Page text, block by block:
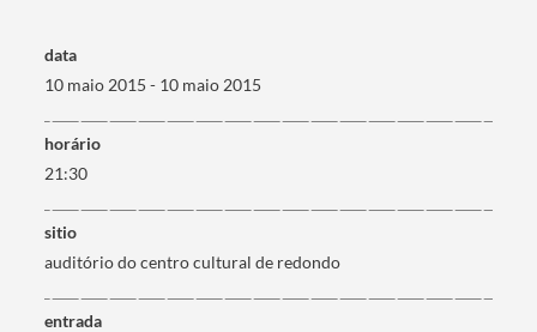
Categorias gerais
Filtros
data
10 maio 2015 - 10 maio 2015
horário
21:30
sitio
auditório do centro cultural de redondo
entrada